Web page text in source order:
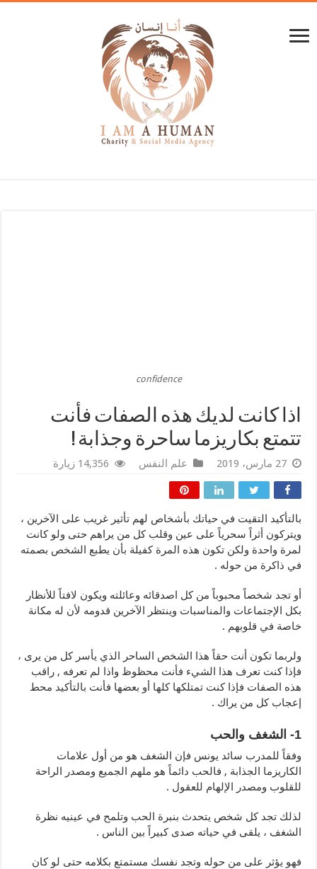
confidence
اذا كانت لديك هذه الصفات فأنت
تتمتع بكاريزما ساحرة وجذابة !
27 مارس، 2019 علم النفس 14,356 زيارة
بالتأكيد التقيت في حياتك بأشخاص لهم تأثير غريب على الآخرين ،
ويتركون أثراً سحرياً على عين وقلب كل من يراهم حتى ولو كانت
لمرة واحدة ولكن تكون هذه المرة كفيلة بأن يطبع الشخص بصمته
في ذاكرة من حوله .
أو تجد شخصاً محبوباً من كل اصدقائه وعائلته ويكون لافتاً للأنظار
بكل الإجتماعات والمناسبات وينتظر الآخرين قدومه لأن له مكانة
خاصة في قلوبهم .
ولربما تكون أنت حقاً هذا الشخص الساحر الذي يأسر كل من يرى ،
فإذا كنت تعرف هذا الشيء فأنت محظوظ واذا لم تعرفه , راقب
هذه الصفات فإذا كنت تمتلكها كلها أو بعضها فأنت بالتأكيد محط
إعجاب كل من يراك .
1- الشغف والحب
وفقاً للمدرب سائد يونس فإن الشغف هو من أول علامات
الكاريزما الجذابة , فالحب دائماً هو ملهم الجميع ومصدر الراحة
للقلوب ومصدر الإلهام للعقول .
لذلك تجد كل شخص يتحدث بنبرة الحب وتلمح في عينيه نظرة
الشغف ، يلقى في حياته صدى كبيراً بين الناس .
فهو يؤثر على من حوله وتجد نفسك مستمتع بكلامه حتى لو كان